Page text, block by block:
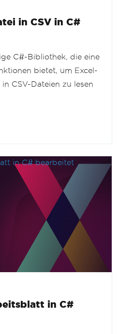
in CSV in C#
C#-Bibliothek, die eine
bietet, um Excel-
CSV-Dateien zu lesen
in C#